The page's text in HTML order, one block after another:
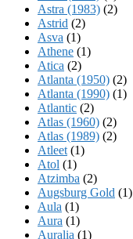
Astra (1983) (2)
Astrid (2)
Asva (1)
Athene (1)
Atica (2)
Atlanta (1950) (2)
Atlanta (1990) (1)
Atlantic (2)
Atlas (1960) (2)
Atlas (1989) (2)
Atleet (1)
Atol (1)
Atzimba (2)
Augsburg Gold (1)
Aula (1)
Aura (1)
Auralia (1)